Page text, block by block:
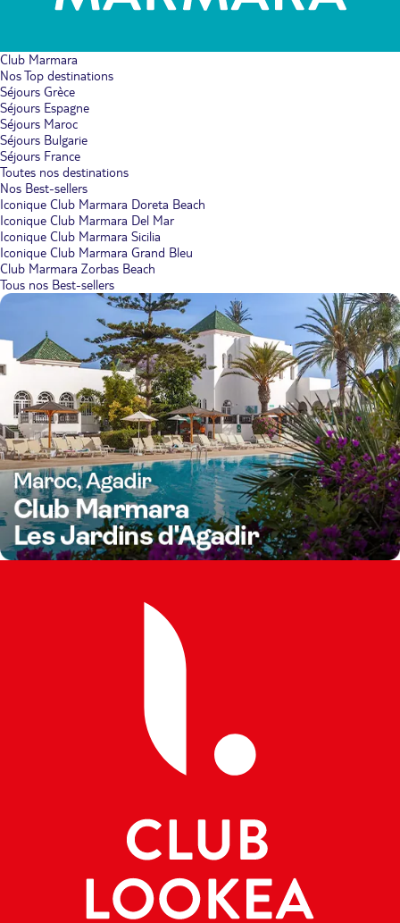
Club Marmara
Nos Top destinations
Séjours Grèce
Séjours Espagne
Séjours Maroc
Séjours Bulgarie
Séjours France
Toutes nos destinations
Nos Best-sellers
Iconique Club Marmara Doreta Beach
Iconique Club Marmara Del Mar
Iconique Club Marmara Sicilia
Iconique Club Marmara Grand Bleu
Club Marmara Zorbas Beach
Tous nos Best-sellers